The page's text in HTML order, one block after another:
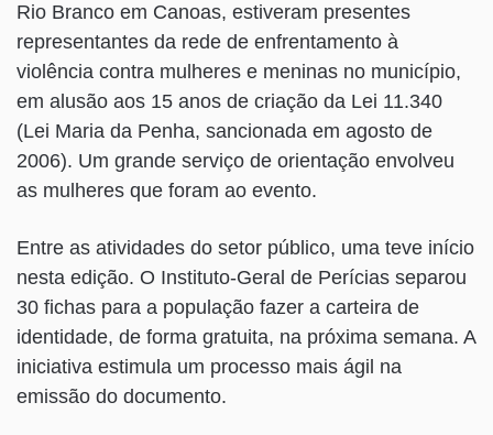
Rio Branco em Canoas, estiveram presentes
representantes da rede de enfrentamento à
violência contra mulheres e meninas no município,
em alusão aos 15 anos de criação da Lei 11.340
(Lei Maria da Penha, sancionada em agosto de
2006). Um grande serviço de orientação envolveu
as mulheres que foram ao evento.
Entre as atividades do setor público, uma teve início
nesta edição. O Instituto-Geral de Perícias separou
30 fichas para a população fazer a carteira de
identidade, de forma gratuita, na próxima semana. A
iniciativa estimula um processo mais ágil na
emissão do documento.